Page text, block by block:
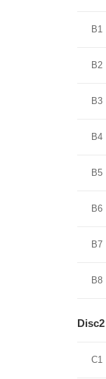
B1
B2
B3
B4
B5
B6
B7
B8
Disc2
C1